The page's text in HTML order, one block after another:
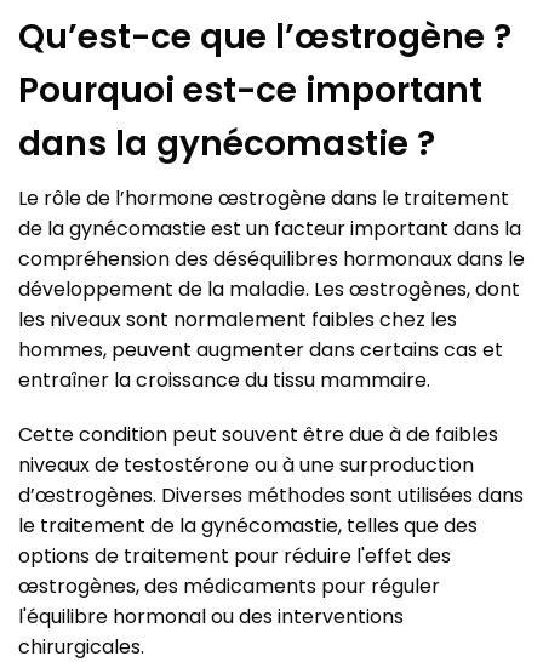
Qu’est-ce que l’œstrogène ?
Pourquoi est-ce important
dans la gynécomastie ?
Le rôle de l’hormone œstrogène dans le traitement
de la gynécomastie est un facteur important dans la
compréhension des déséquilibres hormonaux dans le
développement de la maladie. Les œstrogènes, dont
les niveaux sont normalement faibles chez les
hommes, peuvent augmenter dans certains cas et
entraîner la croissance du tissu mammaire.
Cette condition peut souvent être due à de faibles
niveaux de testostérone ou à une surproduction
d’œstrogènes. Diverses méthodes sont utilisées dans
le traitement de la gynécomastie, telles que des
options de traitement pour réduire l'effet des
œstrogènes, des médicaments pour réguler
l'équilibre hormonal ou des interventions
chirurgicales.